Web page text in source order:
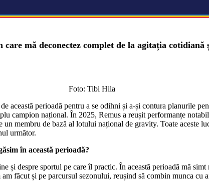
mă deconectez complet de la agitația cotidiană
Foto: Tibi Hila
această perioadă pentru a se odihni și a-și contura planurile
campion național. În 2025, Remus a reușit performanțe
membru de bază al lotului național de gravity. Toate aceste
următor.
în această perioadă?
și despre sportul pe care îl practic. În această perioadă mă
făcut și pe parcursul sezonului, reușind să combin munca cu